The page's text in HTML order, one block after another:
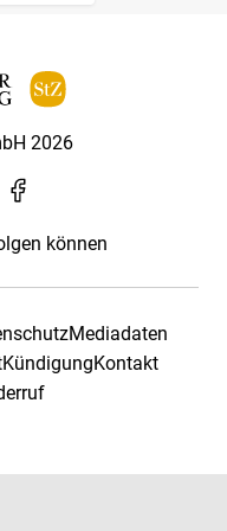
2026
können
Mediadaten
KündigungKontakt